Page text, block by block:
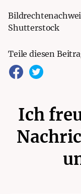
Shutterstock
Teile diesen
Ich